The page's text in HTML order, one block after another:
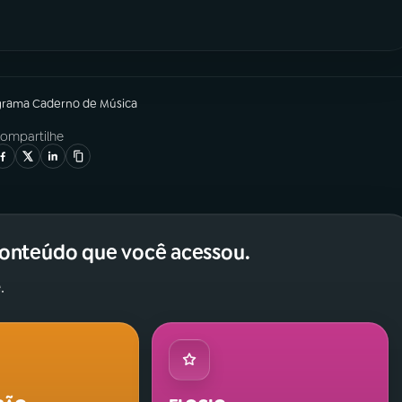
Caderno de Música
que você acessou.